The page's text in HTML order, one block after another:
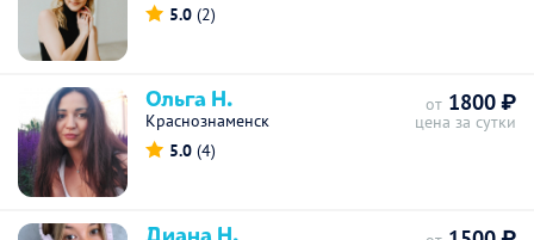
5.0 (2)
Ольга Н.
Краснознаменск
5.0 (4)
от 1800 ₽
цена за сутки
Диана Н.